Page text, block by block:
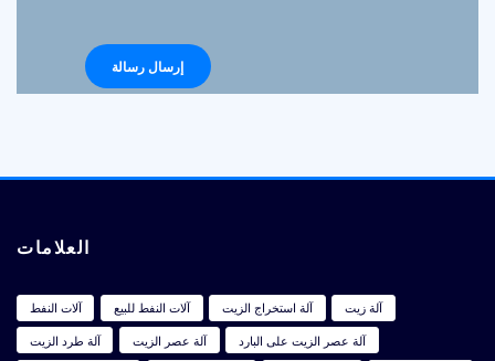
العلامات
آلات النفط آلات النفط للبيع آلة استخراج الزيت
آلة زيت
آلة طرد الزيت
آلة عصر الزيت
آلة عصر الزيت على البارد